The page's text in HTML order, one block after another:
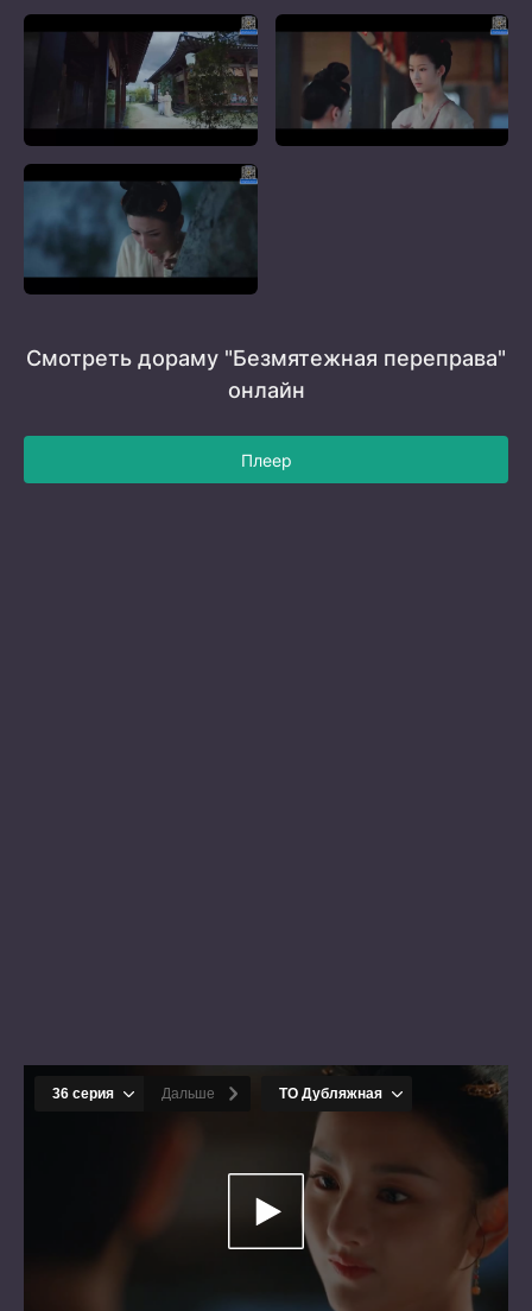
Смотреть дораму "Безмятежная переправа"
онлайн
Плеер